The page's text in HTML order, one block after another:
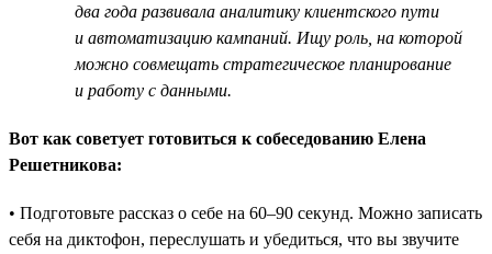
два года развивала аналитику клиентского пути
и автоматизацию кампаний. Ищу роль, на которой
можно совмещать стратегическое планирование
и работу с данными.
Вот как советует готовиться к собеседованию Елена
Решетникова:
• Подготовьте рассказ о себе на 60–90 секунд. Можно записать
себя на диктофон, переслушать и убедиться, что вы звучите